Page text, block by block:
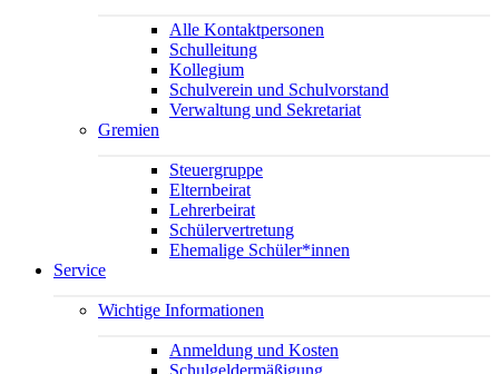
Alle Kontaktpersonen
Schulleitung
Kollegium
Schulverein und Schulvorstand
Verwaltung und Sekretariat
Gremien
Steuergruppe
Elternbeirat
Lehrerbeirat
Schülervertretung
Ehemalige Schüler*innen
Service
Wichtige Informationen
Anmeldung und Kosten
Schulgeldermäßigung